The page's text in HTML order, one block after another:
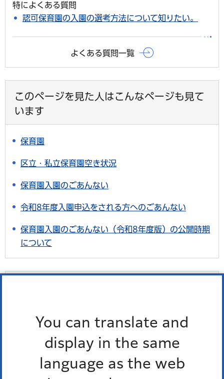
You can translate and
display in the same
language as the web
特によくある質問
認可保育園の入園の選考方法について知りたい。
よくある質問一覧
このページを見た人はこんなページも見て
います
保育園
区立・私立保育園空き状況
保育園入園のごあんない
令和8年度入園申込をされる方へのごあんない
保育園入園のごあんない（令和8年度版）の公開時期
について
最近、チェックしたページはありません。
お問い合わせ